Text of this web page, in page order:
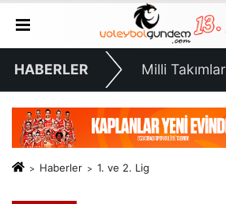
HABERLER Milli Takımlar
Haberler 1. ve 2. Lig